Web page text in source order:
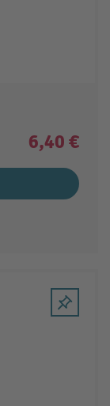
6,40 €